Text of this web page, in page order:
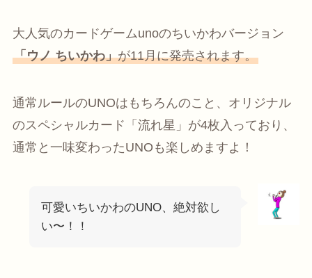
大人気のカードゲームunoのちいかわバージョン
「ウノ ちいかわ」が11月に発売されます。
通常ルールのUNOはもちろんのこと、オリジナル
のスペシャルカード「流れ星」が4枚入っており、
通常と一味変わったUNOも楽しめますよ！
可愛いちいかわのUNO、絶対欲し
い〜！！